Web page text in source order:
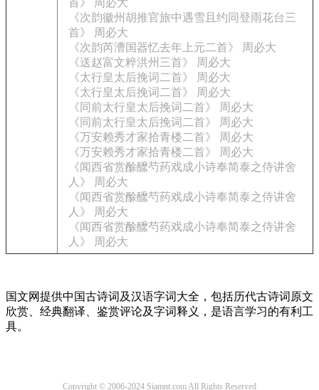
首》 周必大
《次韵徽州胡推官旅中遇雪且约同登雨花台三
首》 周必大
《次韵芮漕国器忆去年上元二首》 周必大
《送赵富文粹洪州三首》 周必大
《太行皇太后挽词二首》 周必大
《太行皇太后挽词二首》 周必大
《同前太行皇太后挽词二首》 周必大
《同前太行皇太后挽词二首》 周必大
《万安赖秀才家拾青楼二首》 周必大
《万安赖秀才家拾青楼二首》 周必大
《闻西省赏酴醿芍药戏成小诗奉简泰之侍讲舍
人》 周必大
《闻西省赏酴醿芍药戏成小诗奉简泰之侍讲舍
人》 周必大
《闻西省赏酴醿芍药戏成小诗奉简泰之侍讲舍
人》 周必大
国文网提供中国古诗词及汉语字词大全，包括历代古诗词原文
欣赏、经典翻译、鉴赏评论及字词释义，是语言学习的有利工
具。
Copyright © 2006-2024 Siamnt.com All Rights Reserved